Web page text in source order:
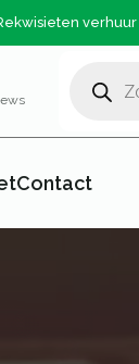
verhuur
zoeken
Contact